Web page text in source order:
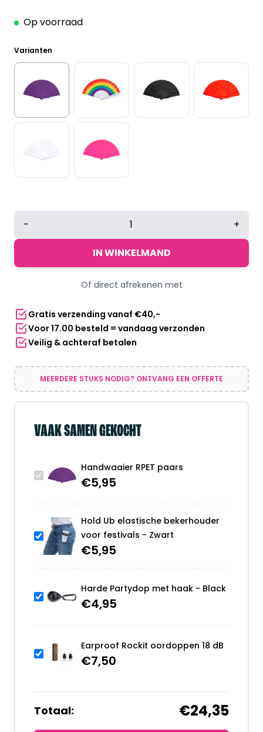
Op voorraad
Varianten
Handwaaier
paars
- +
IN WINKELMAND
Of direct afrekenen met
Gratis verzending vanaf €40,-
Voor 17.00 besteld = vandaag verzonden
Veilig & achteraf betalen
MEERDERE STUKS NODIG? ONTVANG EEN OFFERTE
VAAK SAMEN GEKOCHT
Handwaaier RPET paars
€5,95
Hold Ub elastische bekerhouder
voor festivals - Zwart
€5,95
Harde Partydop met haak - Black
€4,95
Earproof Rockit oordoppen 18 dB
€7,50
Totaal: €24,35